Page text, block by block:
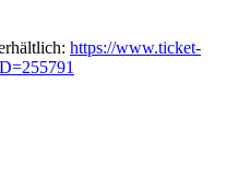
https://www.ticket-